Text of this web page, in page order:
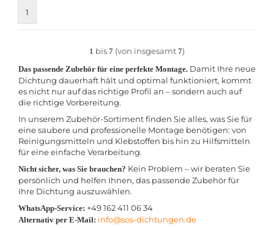
1
1 bis 7 (von insgesamt 7)
Das passende Zubehör für eine perfekte Montage. Damit Ihre neue
Dichtung dauerhaft hält und optimal funktioniert, kommt
es nicht nur auf das richtige Profil an – sondern auch auf
die richtige Vorbereitung.
In unserem Zubehör-Sortiment finden Sie alles, was Sie für
eine saubere und professionelle Montage benötigen: von
Reinigungsmitteln und Klebstoffen bis hin zu Hilfsmitteln
für eine einfache Verarbeitung.
Nicht sicher, was Sie brauchen? Kein Problem – wir beraten Sie
persönlich und helfen Ihnen, das passende Zubehör für
Ihre Dichtung auszuwählen.
WhatsApp-Service: +49 162 411 06 34
Alternativ per E-Mail: info@sos-dichtungen.de